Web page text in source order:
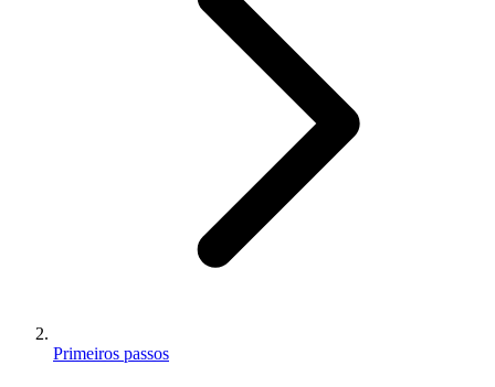
Primeiros passos